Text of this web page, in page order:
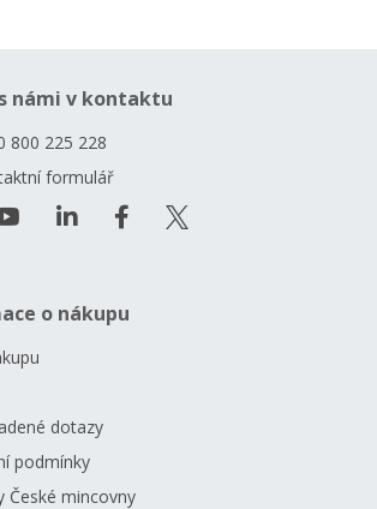
námi v kontaktu
800 225 228
formulář
o nákupu
dotazy
podmínky
České mincovny